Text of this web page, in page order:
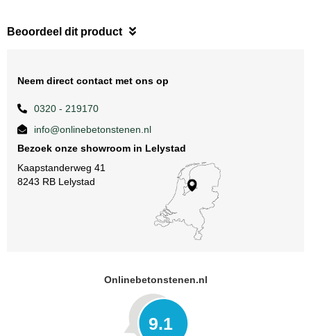
Beoordeel dit product
Neem direct contact met ons op
0320 - 219170
info@onlinebetonstenen.nl
Bezoek onze showroom in Lelystad
Kaapstanderweg 41
8243 RB Lelystad
Onlinebetonstenen.nl
9.1